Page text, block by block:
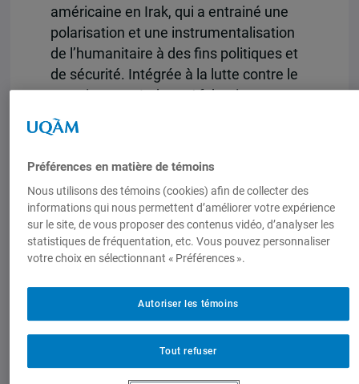
américaine en Irak, qui a entrainé une
polarisation et une instrumentalisation
de l’humanitaire à des fins politiques et
de sécurité. Intégrée à la lutte contre le
terrorisme en Irak, en Afghanistan, en
Syrie et dans d’autres contextes, la
neutralité de l’action humanitaire a été,
à toutes fins utiles, substituée par un
programmes de développement
national et de réformes de la sécurité.
Pour moi, le 19 août, c’est presque une
commémoration d’un humanitaire qui
IEIM : Qu’est-ce qui caractérise alors
l’humanitaire aujourd’hui ?
Claude Bruderlein: Le narratif de
Préférences en matière de témoins
Nous utilisons des témoins (cookies) afin de collecter des
informations qui nous permettent d’améliorer votre expérience
sur le site, de vous proposer des contenus vidéo, d’analyser les
statistiques de fréquentation, etc. Vous pouvez personnaliser
votre choix en sélectionnant « Préférences ».
Tout refuser
Autoriser les témoins